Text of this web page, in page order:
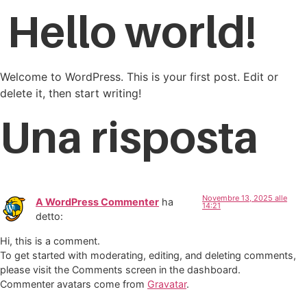
Hello world!
Welcome to WordPress. This is your first post. Edit or
delete it, then start writing!
Una risposta
A WordPress Commenter ha
detto:
Novembre 13, 2025 alle
14:21
Hi, this is a comment.
To get started with moderating, editing, and deleting comments,
please visit the Comments screen in the dashboard.
Commenter avatars come from Gravatar.